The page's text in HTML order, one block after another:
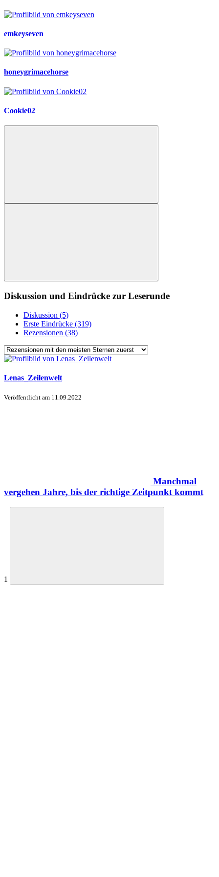
emkeyseven
honeygrimacehorse
Cookie02
Diskussion und Eindrücke zur Leserunde
Diskussion (5)
Erste Eindrücke (319)
Rezensionen (38)
Lenas_Zeilenwelt
Veröffentlicht am 11.09.2022
Manchmal
vergehen Jahre, bis der richtige Zeitpunkt kommt
1